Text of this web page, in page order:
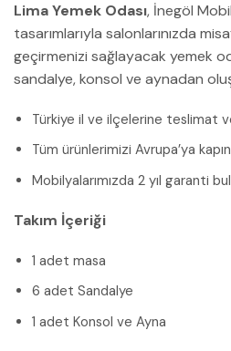
Lima Yemek Odası, İnegöl
tasarımlarıyla salonlarınızda
geçirmenizi sağlayacak yemek
sandalye, konsol ve aynadan
Türkiye il ve ilçelerine teslimat
Tüm ürünlerimizi Avrupa’ya
Mobilyalarımızda 2 yıl garanti
Takım İçeriği
1 adet masa
6 adet Sandalye
1 adet Konsol ve Ayna